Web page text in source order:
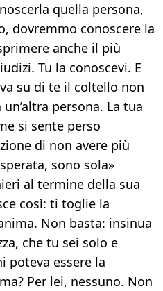
quella persona,
dovremmo conoscere la
anche il più
Tu la conoscevi. E
su di te il coltello non
persona. La tua
si sente perso
di non avere più
sono sola»
al termine della sua
così: ti toglie la
Non basta: insinua
che tu sei solo e
poteva essere la
Per lei, nessuno. Non